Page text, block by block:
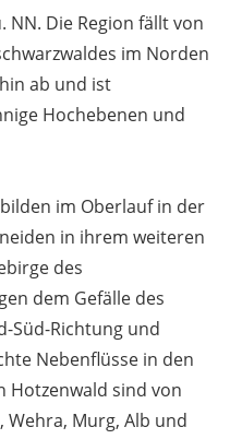
NN. Die Region fällt von
im Norden
ab und ist
Hochebenen und
im Oberlauf in der
in ihrem weiteren
des
dem Gefälle des
Süd-Richtung und
Nebenflüsse in den
Hotzenwald sind von
Wehra, Murg, Alb und